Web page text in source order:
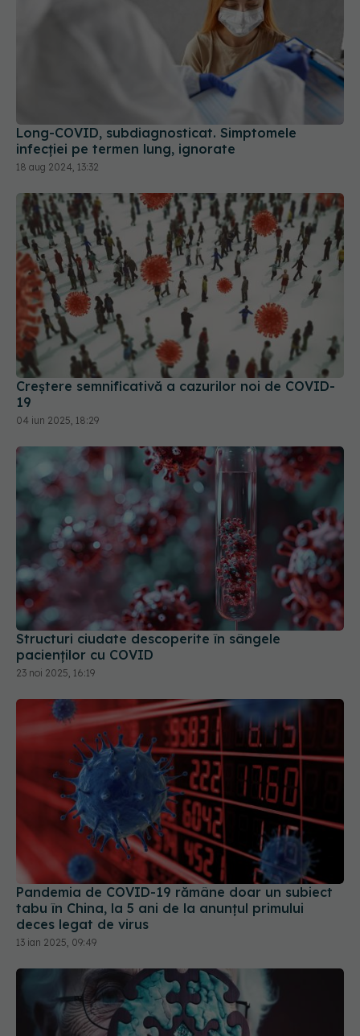
Long-COVID, subdiagnosticat. Simptomele
infecției pe termen lung, ignorate
18 aug 2024, 13:32
Creștere semnificativă a cazurilor noi de COVID-
19
04 iun 2025, 18:29
Structuri ciudate descoperite în sângele
pacienților cu COVID
23 noi 2025, 16:19
Pandemia de COVID-19 rămâne doar un subiect
tabu în China, la 5 ani de la anunțul primului
deces legat de virus
13 ian 2025, 09:49